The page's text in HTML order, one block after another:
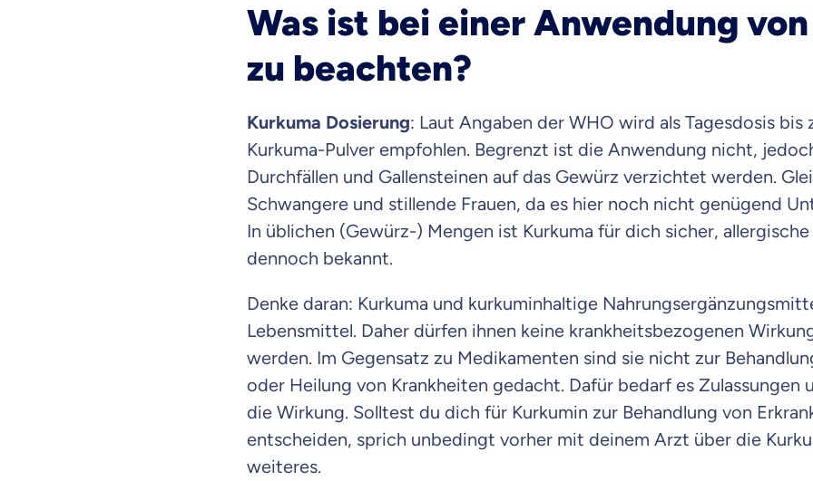
Was ist bei einer Anwendung
zu beachten?
Kurkuma Dosierung: Laut Angaben der WHO wird als Tagesdosis bis
Kurkuma-Pulver empfohlen. Begrenzt ist die Anwendung nicht,
Durchfällen und Gallensteinen auf das Gewürz verzichtet werden.
Schwangere und stillende Frauen, da es hier noch nicht genügend
In üblichen (Gewürz-) Mengen ist Kurkuma für dich sicher,
dennoch bekannt.
Denke daran: Kurkuma und kurkuminhaltige
Lebensmittel. Daher dürfen ihnen keine krankheitsbezogenen
werden. Im Gegensatz zu Medikamenten sind sie nicht zur
oder Heilung von Krankheiten gedacht. Dafür bedarf es Zulassungen
die Wirkung. Solltest du dich für Kurkumin zur Behandlung von
entscheiden, sprich unbedingt vorher mit deinem Arzt über die
weiteres.
Objektive und faire Beratung
Wir möchten, dass du dich aus Überzeugung für uns entscheidest.
Wozu dürfen wir dich beraten?
Versicherungsprodukt wählen
Beamten
Versicherung